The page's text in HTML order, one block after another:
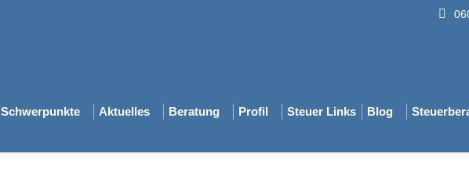
Schwerpunkte Aktuelles Beratung Profil Steuer Links Blog